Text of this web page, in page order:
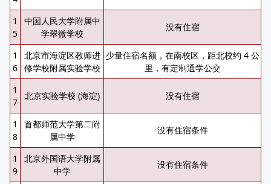
1
5
中国人民大学附属中
学翠微学校
没有住宿
1
6
北京市海淀区教师进
修学校附属实验学校
少量住宿名额，在南校区，距北校约 4 公
里，有定制通学公交
1
7
北京实验学校 (海淀) 没有住宿
1
8
首都师范大学第二附
属中学
没有住宿条件
1
9
北京外国语大学附属
中学
没有住宿条件